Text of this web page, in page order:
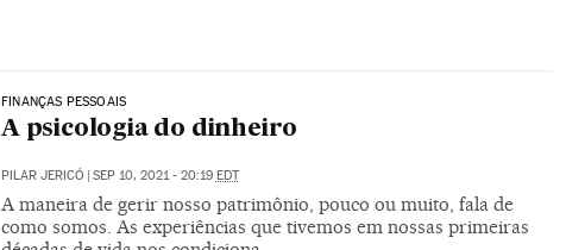
FINANÇAS PESSOAIS
A psicologia do dinheiro
PILAR JERICÓ SEP 10, 2021 - 20:19 EDT
A maneira de gerir nosso patrimônio, pouco ou muito, fala de
como somos. As experiências que tivemos em nossas primeiras